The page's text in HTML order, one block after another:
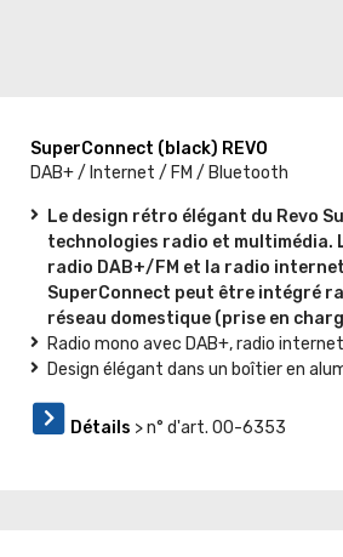
SuperConnect (black) REVO
DAB+ / Internet / FM / Bluetooth
Le design rétro élégant du Revo
technologies radio et multimédia.
radio DAB+/FM et la radio
SuperConnect peut être intégré
réseau domestique (prise en
Radio mono avec DAB+, radio
Design élégant dans un boîtier en
Détails > n° d'art. 00-6353